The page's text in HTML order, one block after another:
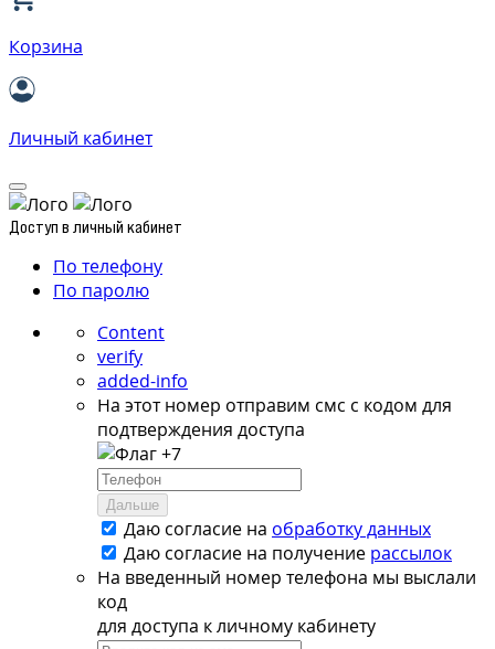
Корзина
Личный кабинет
Доступ в личный кабинет
По телефону
По паролю
Content
verify
added-info
На этот номер отправим смс с кодом для
подтверждения доступа
+7
Дальше
Даю согласие на обработку данных
Даю согласие на получение рассылок
На введенный номер телефона мы выслали
код
для доступа к личному кабинету